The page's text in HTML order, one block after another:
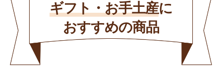
ギフト・お手土産に
おすすめの商品